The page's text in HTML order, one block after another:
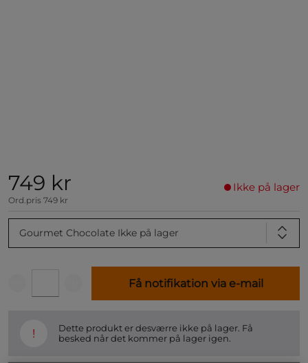
749 kr
Ord.pris 749 kr
Ikke på lager
Gourmet Chocolate Ikke på lager
Få notifikation via e-mail
!
Dette produkt er desværre ikke på lager. Få
besked når det kommer på lager igen.